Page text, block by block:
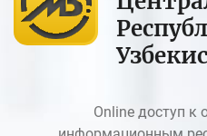
Online доступ